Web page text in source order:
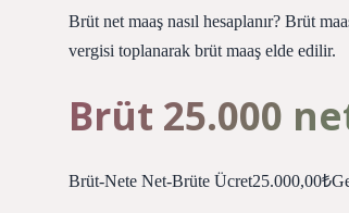
Brüt net maaş nasıl hesaplanır? Brüt
vergisi toplanarak brüt maaş elde edilir.
Brüt 25.000
Brüt-Nete Net-Brüte